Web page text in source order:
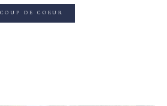
COUP DE COEUR